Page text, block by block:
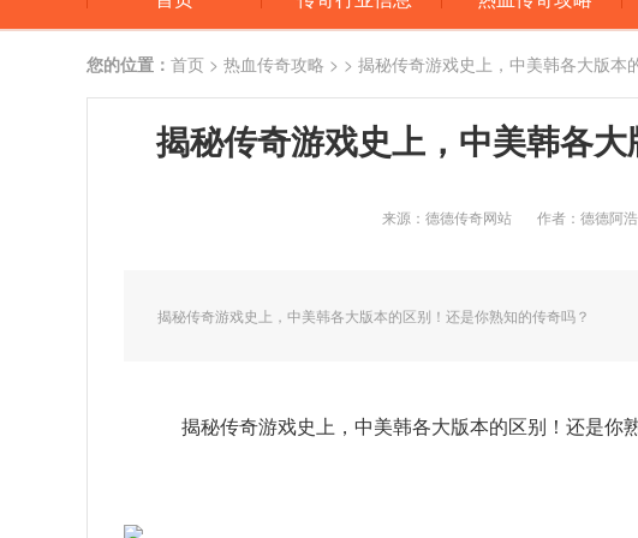
您的位置： 首页 > 热血传奇攻略 > > 揭秘传奇游戏史上，中美韩各大版本
揭秘传奇游戏史上，中美韩各
吗？
来源：德德传奇网站 作者：德德阿浩
揭秘传奇游戏史上，中美韩各大版本的区别！还是你熟知的传奇吗？
揭秘传奇游戏史上，中美韩各大版本的区别！还是你